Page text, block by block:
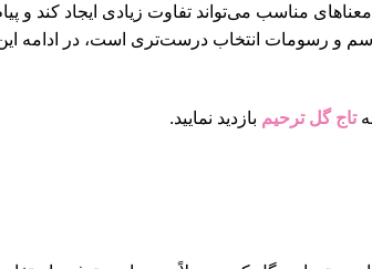
مناسب می‌تواند تفاوت زیادی ایجاد کند و
رسم و رسومات انتخاب درست‌تری است، در ادامه
تاج گل ترحیم بازدید نمایید.